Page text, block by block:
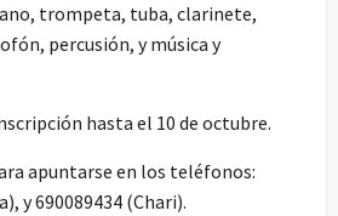
trompeta, tuba, clarinete,
percusión, y música y
hasta el 10 de octubre.
apuntarse en los teléfonos:
y 690089434 (Chari).